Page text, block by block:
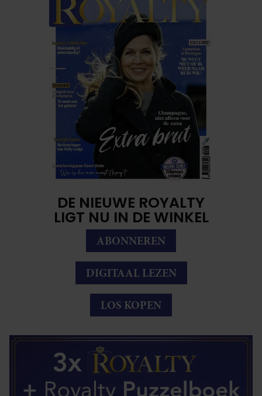
DE NIEUWE ROYALTY
LIGT NU IN DE WINKEL
ABONNEREN
DIGITAAL LEZEN
LOS KOPEN